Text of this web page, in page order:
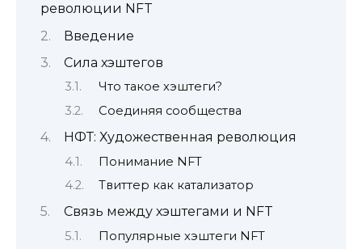
революции NFT
Введение
Сила хэштегов
Что такое хэштеги?
Соединяя сообщества
НФТ: Художественная революция
Понимание NFT
Твиттер как катализатор
Связь между хэштегами и NFT
Популярные хэштеги NFT